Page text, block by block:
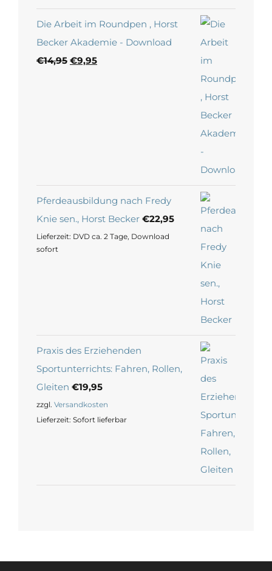
Die Arbeit im Roundpen , Horst
Becker Akademie - Download
€14,95 Ursprünglicher
€9,95Aktueller
Pferdeausbildung nach Fredy
Knie sen., Horst Becker €22,95
Lieferzeit: DVD ca. 2 Tage, Download
sofort
Praxis des Erziehenden
Sportunterrichts: Fahren, Rollen,
Gleiten €19,95
zzgl. Versandkosten
Lieferzeit: Sofort lieferbar